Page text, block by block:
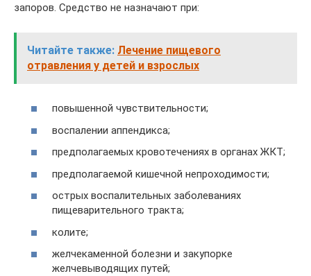
запоров. Средство не назначают при:
Читайте также: Лечение пищевого
отравления у детей и взрослых
повышенной чувствительности;
воспалении аппендикса;
предполагаемых кровотечениях в органах ЖКТ;
предполагаемой кишечной непроходимости;
острых воспалительных заболеваниях
пищеварительного тракта;
колите;
желчекаменной болезни и закупорке
желчевыводящих путей;